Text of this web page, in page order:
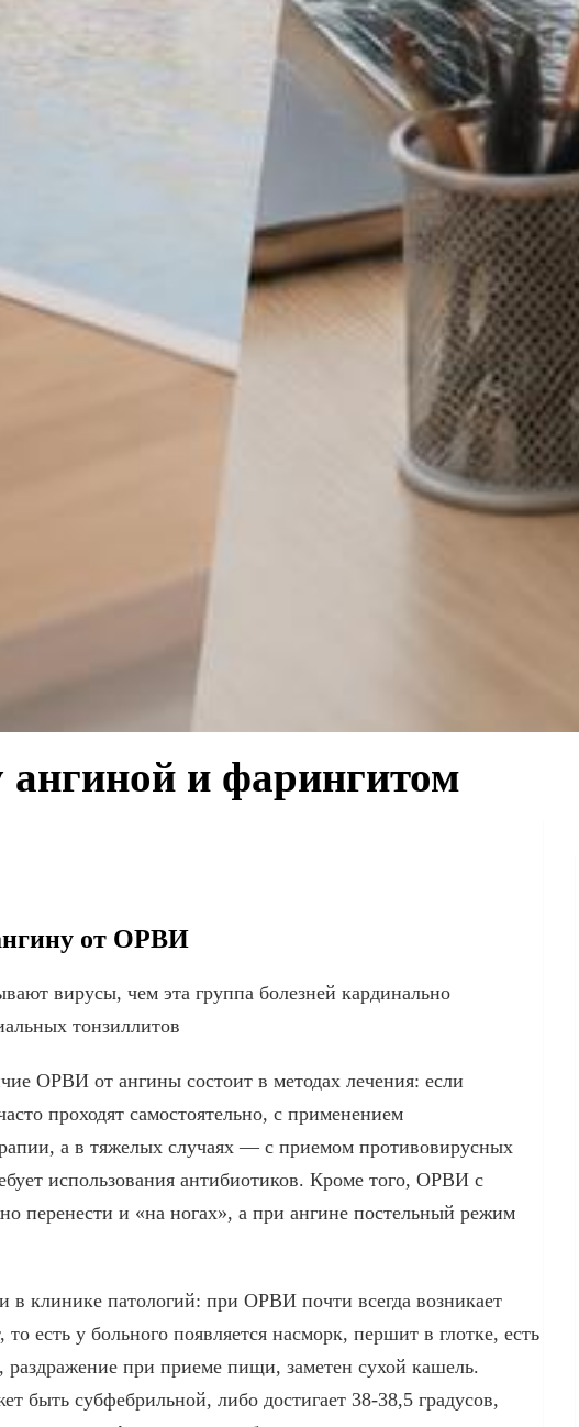
и фарингитом
от ОРВИ
вирусы, чем эта группа болезней кардинально
тонзиллитов
ОРВИ от ангины состоит в методах лечения: если
проходят самостоятельно, с применением
а в тяжелых случаях — с приемом противовирусных
использования антибиотиков. Кроме того, ОРВИ с
перенести и «на ногах», а при ангине постельный режим
в клинике патологий: при ОРВИ почти всегда возникает
есть у больного появляется насморк, першит в глотке, есть
раздражение при приеме пищи, заметен сухой кашель.
быть субфебрильной, либо достигает 38-38,5 градусов,